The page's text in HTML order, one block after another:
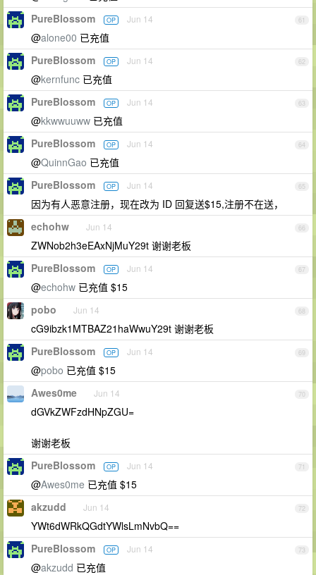
61
PureBlossom OP Jun 14
@alone00 已充值
62
PureBlossom OP Jun 14
@kernfunc 已充值
63
PureBlossom OP Jun 14
@kkwwuuww 已充值
64
PureBlossom OP Jun 14
@QuinnGao 已充值
65
PureBlossom OP Jun 14
因为有人恶意注册，现在改为 ID 回复送$15,注册不在送，
66
echohw Jun 14
ZWNob2h3eEAxNjMuY29t 谢谢老板
67
PureBlossom OP Jun 14
@echohw 已充值 $15
68
pobo Jun 14
cG9ibzk1MTBAZ21haWwuY29t 谢谢老板
69
PureBlossom OP Jun 14
@pobo 已充值 $15
70
Awes0me Jun 14
dGVkZWFzdHNpZGU=
谢谢老板
71
PureBlossom OP Jun 14
@Awes0me 已充值 $15
72
akzudd Jun 14
YWt6dWRkQGdtYWlsLmNvbQ==
73
PureBlossom OP Jun 14
@akzudd 已充值